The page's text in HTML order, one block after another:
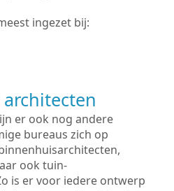
ingezet bij:
er ook nog andere
bureaus zich op
ook tuin-
is er voor iedere ontwerp